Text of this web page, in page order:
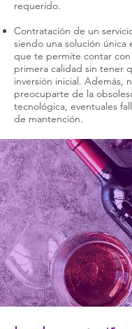
requerido.
Contratación de un
siendo una solución única
que te permite contar
primera calidad sin tener
inversión inicial. Además,
preocuparte de la
tecnológica, eventuales
de mantención.